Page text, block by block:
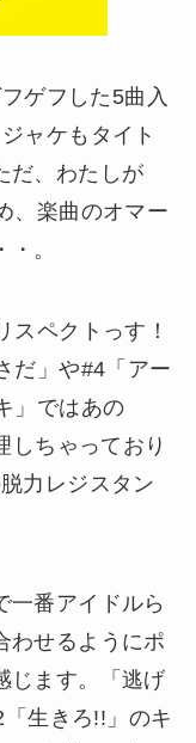
ゲフした5曲入
ャケもタイト
だ、わたしが
、楽曲のオマー
。
ペクトっす！
だ」や#4「アー
」ではあの
しちゃっており
力レジスタン
番アイドルら
わせるようにポ
じます。「逃げ
生きろ!!」のキ